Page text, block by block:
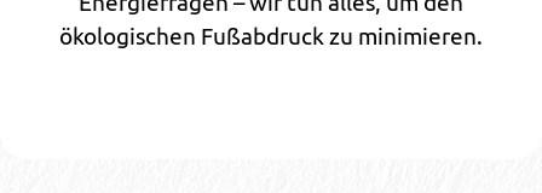
ökologischen Fußabdruck zu minimieren.